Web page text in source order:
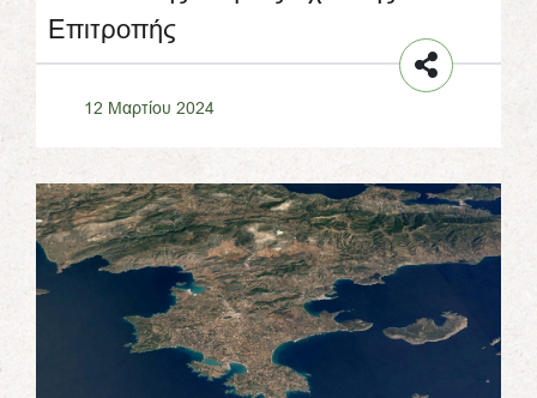
Επιτροπής
12 Μαρτίου 2024